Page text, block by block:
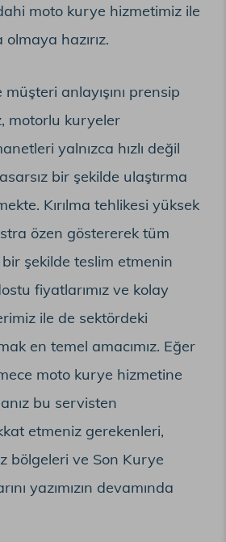
moto kurye hizmetimiz ile
olmaya hazırız.
anlayışını prensip
motorlu kuryeler
yalnızca hızlı değil
bir şekilde ulaştırma
Kırılma tehlikesi yüksek
özen göstererek tüm
şekilde teslim etmenin
fiyatlarımız ve kolay
ile de sektördeki
en temel amacımız. Eğer
moto kurye hizmetine
bu servisten
etmeniz gerekenleri,
bölgeleri ve Son Kurye
yazımızın devamında